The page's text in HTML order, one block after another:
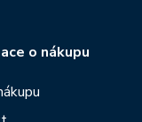
o nákupu